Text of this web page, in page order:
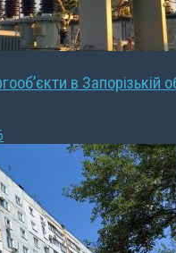
в Запорізькій